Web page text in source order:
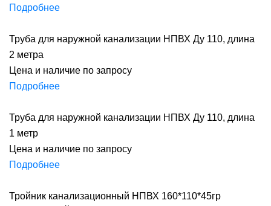
Подробнее
Труба для наружной канализации НПВХ Ду 110, длина
2 метра
Цена и наличие по запросу
Подробнее
Труба для наружной канализации НПВХ Ду 110, длина
1 метр
Цена и наличие по запросу
Подробнее
Тройник канализационный НПВХ 160*110*45гр